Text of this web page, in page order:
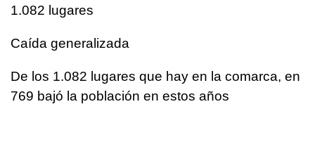
1.082 lugares
Caída generalizada
De los 1.082 lugares que hay en la comarca, en
769 bajó la población en estos años